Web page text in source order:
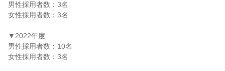
男性採用者数：3名
女性採用者数：3名
▼2022年度
男性採用者数：10名
女性採用者数：3名